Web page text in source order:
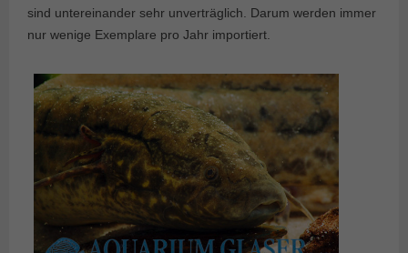
sind untereinander sehr unverträglich. Darum werden immer
nur wenige Exemplare pro Jahr importiert.